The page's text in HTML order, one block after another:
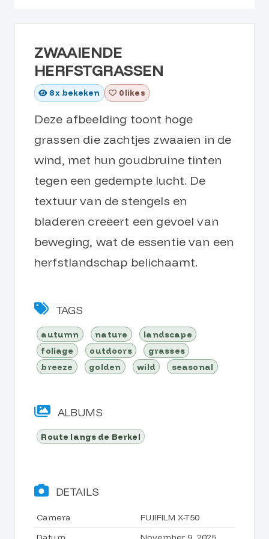
ZWAAIENDE
HERFSTGRASSEN
8x bekeken 0 likes
Deze afbeelding toont hoge
grassen die zachtjes zwaaien in de
wind, met hun goudbruine tinten
tegen een gedempte lucht. De
textuur van de stengels en
bladeren creëert een gevoel van
beweging, wat de essentie van een
herfstlandschap belichaamt.
TAGS
autumn nature
landscape
foliage
outdoors
grasses
breeze
golden wild seasonal
ALBUMS
Route langs de Berkel
DETAILS
Camera
FUJIFILM X-T50